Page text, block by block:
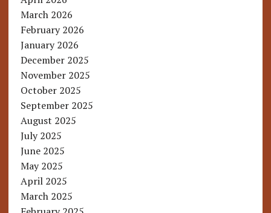
March 2026
February 2026
January 2026
December 2025
November 2025
October 2025
September 2025
August 2025
July 2025
June 2025
May 2025
April 2025
March 2025